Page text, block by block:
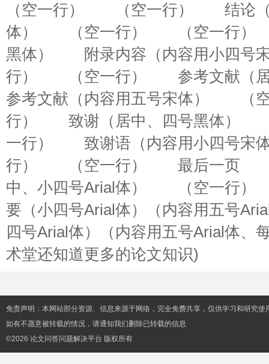
（空一行） （空一行） 结论（
体） （空一行） （空一行）
黑体） 附录内容（内容用小四
行） （空一行） 参考文献（
参考文献（内容用五号宋体）
行） 致谢（居中、四号黑体
一行） 致谢语（内容用小四号
行） （空一行） 最后一页 （
中、小四号Arial体） （空一
要（小四号Arial体）（内容用五号
四号Arial体）（内容用五号Arial体、
术堂还知道更多的论文知识)
免责声明：本网站部分资源、信息来源于网络，完全免费共享，仅供学习和研究使
如有不愿意被转载的情况，请通知我们删除已转载的信息
©2026 论文问答问题解决平台 版权所有